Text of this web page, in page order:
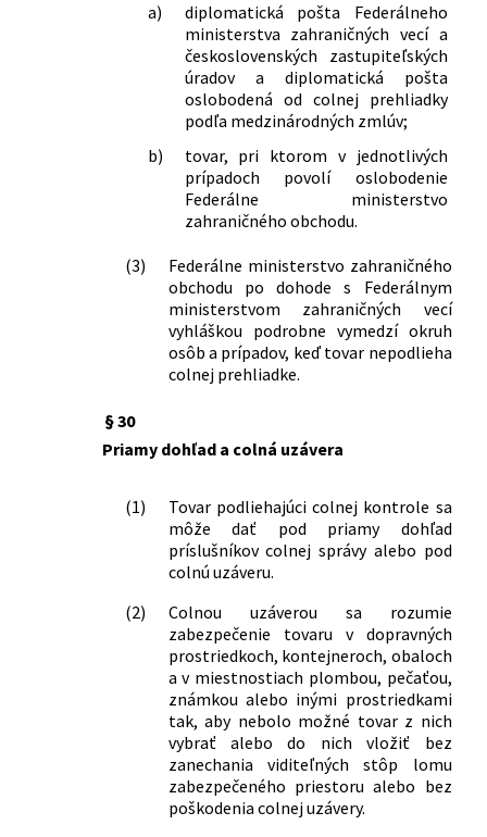
a)
diplomatická pošta Federálneho
ministerstva zahraničných vecí a
československých zastupiteľských
úradov a diplomatická pošta
oslobodená od colnej prehliadky
podľa medzinárodných zmlúv;
b)
tovar, pri ktorom v jednotlivých
prípadoch povolí oslobodenie
Federálne ministerstvo
zahraničného obchodu.
(3)
Federálne ministerstvo zahraničného
obchodu po dohode s Federálnym
ministerstvom zahraničných vecí
vyhláškou podrobne vymedzí okruh
osôb a prípadov, keď tovar nepodlieha
colnej prehliadke.
§ 30
Priamy dohľad a colná uzávera
(1)
Tovar podliehajúci colnej kontrole sa
môže dať pod priamy dohľad
príslušníkov colnej správy alebo pod
colnú uzáveru.
(2)
Colnou uzáverou sa rozumie
zabezpečenie tovaru v dopravných
prostriedkoch, kontejneroch, obaloch
a v miestnostiach plombou, pečaťou,
známkou alebo inými prostriedkami
tak, aby nebolo možné tovar z nich
vybrať alebo do nich vložiť bez
zanechania viditeľných stôp lomu
zabezpečeného priestoru alebo bez
poškodenia colnej uzávery.